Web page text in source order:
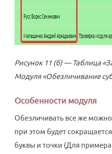
Рисунок 11 (б) — Таблица
Модуля «Обезличивание
Особенности модуля
Обезличивать все же
при этом будет
буквы и точки (Для